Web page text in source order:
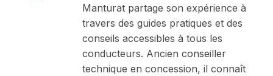
Manturat partage son expérience à
travers des guides pratiques et des
conseils accessibles à tous les
conducteurs. Ancien conseiller
technique en concession, il connaît